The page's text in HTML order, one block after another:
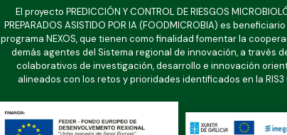
El proyecto PREDICCIÓN Y CONTROL DE RIESGOS
PREPARADOS ASISTIDO POR IA (FOODMICROBIA) es
programa NEXOS, que tienen como finalidad fomentar la
demás agentes del Sistema regional de innovación, a través
colaborativos de investigación, desarrollo e innovación
alineados con los retos y prioridades identificados en la RIS3